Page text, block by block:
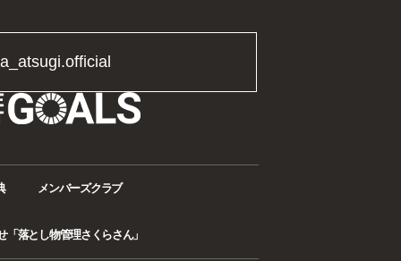
メンバーズクラブ
「落とし物管理さくらさん」